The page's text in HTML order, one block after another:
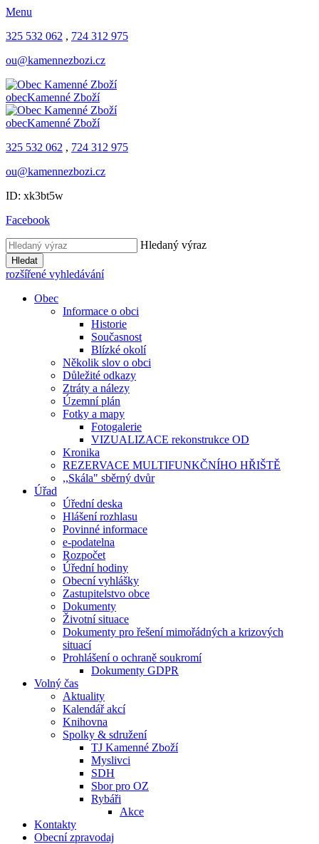
Menu
325 532 062 , 724 312 975
ou@kamennezbozi.cz
obecKamenné Zboží
obecKamenné Zboží
325 532 062 , 724 312 975
ou@kamennezbozi.cz
ID: xk3bt5w
Facebook
Hledaný výraz
Hledat
rozšířené vyhledávání
Obec
Informace o obci
Historie
Současnost
Blízké okolí
Několik slov o obci
Důležité odkazy
Ztráty a nálezy
Územní plán
Fotky a mapy
Fotogalerie
VIZUALIZACE rekonstrukce OD
Kronika
REZERVACE MULTIFUNKČNÍHO HŘIŠTĚ
,,Skála" sběrný dvůr
Úřad
Úřední deska
Hlášení rozhlasu
Povinné informace
e-podatelna
Rozpočet
Úřední hodiny
Obecní vyhlášky
Zastupitelstvo obce
Dokumenty
Životní situace
Dokumenty pro řešení mimořádných a krizových
situací
Prohlášení o ochraně soukromí
Dokumenty GDPR
Volný čas
Aktuality
Kalendář akcí
Knihovna
Spolky & sdružení
TJ Kamenné Zboží
Myslivci
SDH
Sbor pro OZ
Rybáři
Akce
Kontakty
Obecní zpravodaj